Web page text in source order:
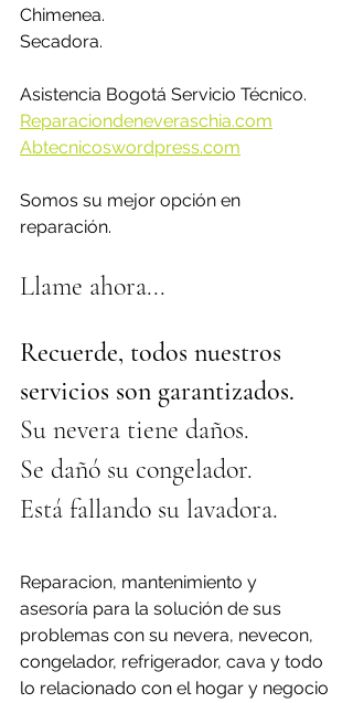
Chimenea.
Secadora.
Asistencia Bogotá Servicio Técnico.
Reparaciondeneveraschia.com
Abtecnicoswordpress.com
Somos su mejor opción en
reparación.
Llame ahora...
Recuerde, todos nuestros
servicios son garantizados.
Su nevera tiene daños.
Se dañó su congelador.
Está fallando su lavadora.
Reparacion, mantenimiento y
asesoría para la solución de sus
problemas con su nevera, nevecon,
congelador, refrigerador, cava y todo
lo relacionado con el hogar y negocio